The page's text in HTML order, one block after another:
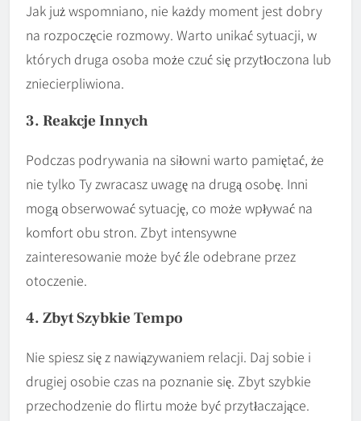
Jak już wspomniano, nie każdy moment jest dobry
na rozpoczęcie rozmowy. Warto unikać sytuacji, w
których druga osoba może czuć się przytłoczona lub
zniecierpliwiona.
3. Reakcje Innych
Podczas podrywania na siłowni warto pamiętać, że
nie tylko Ty zwracasz uwagę na drugą osobę. Inni
mogą obserwować sytuację, co może wpływać na
komfort obu stron. Zbyt intensywne
zainteresowanie może być źle odebrane przez
otoczenie.
4. Zbyt Szybkie Tempo
Nie spiesz się z nawiązywaniem relacji. Daj sobie i
drugiej osobie czas na poznanie się. Zbyt szybkie
przechodzenie do flirtu może być przytłaczające.